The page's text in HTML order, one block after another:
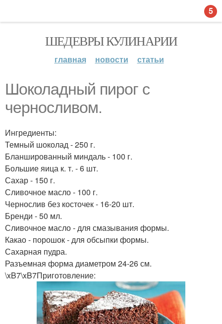
ШЕДЕВРЫ КУЛИНАРИИ
главная новости статьи
Шоколадный пирог с
черносливом.
Ингредиенты:
Темный шоколад - 250 г.
Бланшированный миндаль - 100 г.
Большие яица к. т. - 6 шт.
Сахар - 150 г.
Сливочное масло - 100 г.
Чернослив без косточек - 16-20 шт.
Бренди - 50 мл.
Сливочное масло - для смазывания формы.
Какао - порошок - для обсыпки формы.
Сахарная пудра.
Разъемная форма диаметром 24-26 см.
\xB7\xB7Приготовление:
5